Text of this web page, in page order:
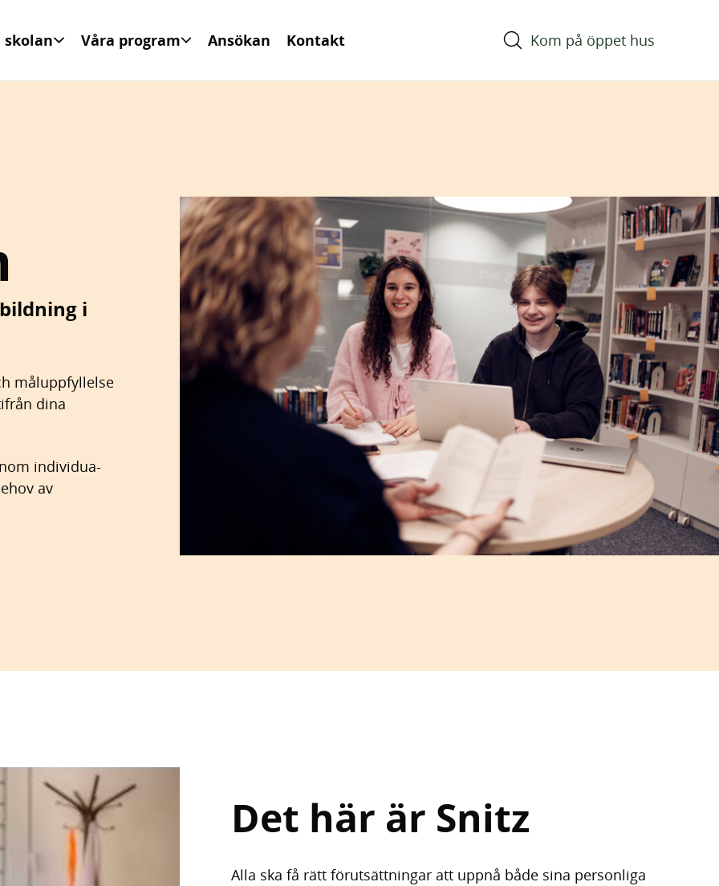
skolan Våra program Ansökan Kontakt Kom på öppet hus
i
måluppfyllelse
dina
individua­
av
Det här är Snitz
Alla ska få rätt förut­sättningar att uppnå både sina personliga